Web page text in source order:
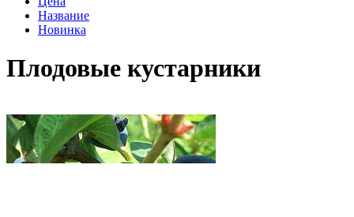
Название
Новинка
Плодовые кустарники